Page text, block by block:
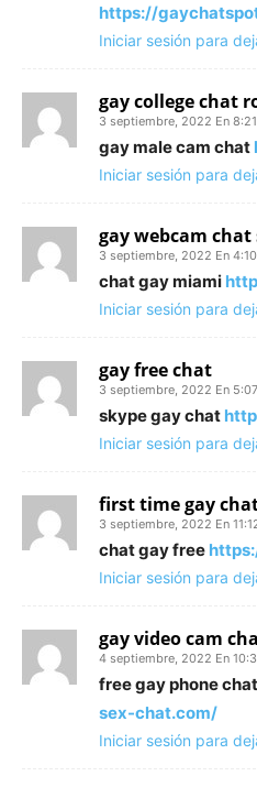
https://
Iniciar sesión para
gay college chat
3 septiembre, 2022 En
gay male cam chat
Iniciar sesión para
gay webcam chat
3 septiembre, 2022 En
chat gay miami
Iniciar sesión para
gay free chat
3 septiembre, 2022 En
skype gay chat
Iniciar sesión para
first time gay
3 septiembre, 2022 En
chat gay free
Iniciar sesión para
gay video cam
4 septiembre, 2022 En
free gay phone
sex-chat.com/
Iniciar sesión para